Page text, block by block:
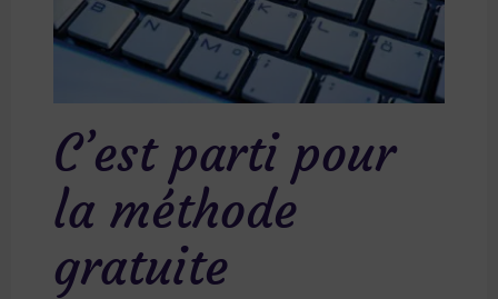
C’est parti pour
la méthode
gratuite